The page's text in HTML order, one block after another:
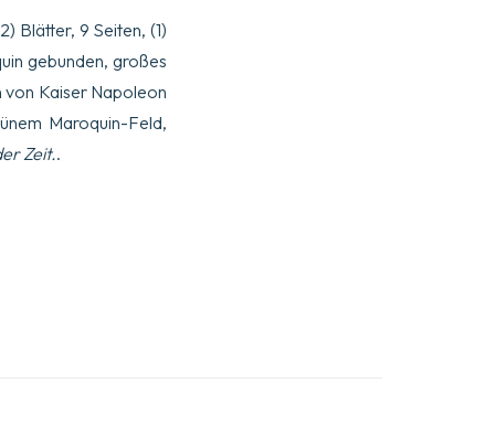
Blätter, 9 Seiten, (1)
gebunden, großes
Kaiser Napoleon
Maroquin-Feld,
Zeit..